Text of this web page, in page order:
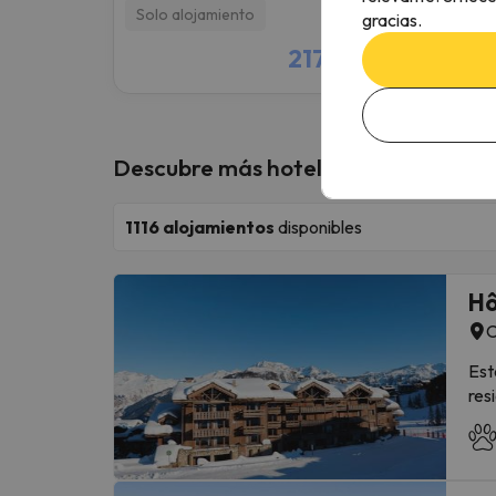
Solo alojamiento
2179 €/pers.
Descubre más hoteles en Courchevel
1116 alojamientos disponibles
gracias.